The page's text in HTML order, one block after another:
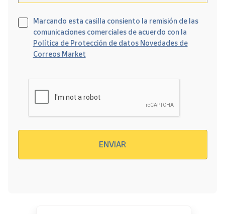
Marcando esta casilla consiento la remisión de las
comunicaciones comerciales de acuerdo con la
Política de Protección de datos Novedades de
Correos Market
ENVIAR